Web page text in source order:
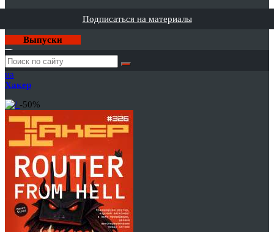
Подписаться на материалы
Выпуски
Годовая
подписка
на
Хакер
-50%